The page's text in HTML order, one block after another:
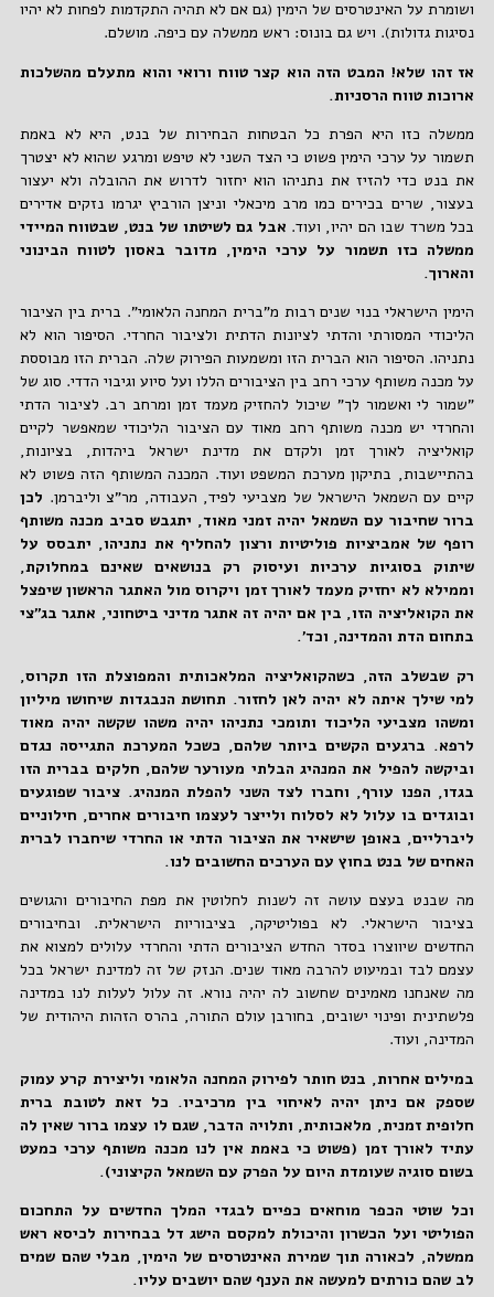
ושומרת על האינטרסים של הימין (גם אם לא תהיה התקדמות לפחות לא יהיו
נסיגות גדולות). ויש גם בונוס: ראש ממשלה עם כיפה. מושלם.
אז זהו שלא! המבט הזה הוא קצר טווח ורואי והוא מתעלם מהשלכות
ארוכות טווח הרסניות.
ממשלה כזו היא הפרת כל הבטחות הבחירות של בנט, היא לא באמת
תשמור על ערכי הימין פשוט כי הצד השני לא טיפש ומרגע שהוא לא יצטרך
את בנט כדי להזיז את נתניהו הוא יחזור לדרוש את ההובלה ולא יעצור
בעצור, שרים בכירים כמו מרב מיכאלי וניצן הורביץ יגרמו נזקים אדירים
בכל משרד שבו הם יהיו, ועוד. אבל גם לשיטתו של בנט, שבטווח המיידי
ממשלה כזו תשמור על ערכי הימין, מדובר באסון לטווח הבינוני
והארוך.
הימין הישראלי בנוי שנים רבות מ"ברית המחנה הלאומי". ברית בין הציבור
הליכודי המסורתי והדתי לציונות הדתית ולציבור החרדי. הסיפור הוא לא
נתניהו. הסיפור הוא הברית הזו ומשמעות הפירוק שלה. הברית הזו מבוססת
על מכנה משותף ערכי רחב בין הציבורים הללו ועל סיוע וגיבוי הדדי. סוג של
"שמור לי ואשמור לך" שיכול להחזיק מעמד זמן ומרחב רב. לציבור הדתי
והחרדי יש מכנה משותף רחב מאוד עם הציבור הליכודי שמאפשר לקיים
קואליציה לאורך זמן ולקדם את מדינת ישראל ביהדות, בציונות,
בהתיישבות, בתיקון מערכת המשפט ועוד. המכנה המשותף הזה פשוט לא
קיים עם השמאל הישראל של מצביעי לפיד, העבודה, מר"צ וליברמן. לכן
ברור שחיבור עם השמאל יהיה זמני מאוד, יתגבש סביב מכנה משותף
רופף של אמביציות פוליטיות ורצון להחליף את נתניהו, יתבסס על
שיתוק בסוגיות ערכיות ועיסוק רק בנושאים שאינם במחלוקת,
וממילא לא יחזיק מעמד לאורך זמן ויקרוס מול האתגר הראשון שיפצל
את הקואליציה הזו, בין אם יהיה זה אתגר מדיני ביטחוני, אתגר בג"צי
בתחום הדת והמדינה, וכד'.
רק שבשלב הזה, כשהקואליציה המלאכותית והמפוצלת הזו תקרוס,
למי שילך איתה לא יהיה לאן לחזור. תחושת הנבגדות שיחושו מיליון
ומשהו מצביעי הליכוד ותומכי נתניהו יהיה משהו שקשה יהיה מאוד
לרפא. ברגעים הקשים ביותר שלהם, כשכל המערכת התגייסה נגדם
וביקשה להפיל את המנהיג הבלתי מעורער שלהם, חלקים בברית הזו
בגדו, הפנו עורף, וחברו לצד השני להפלת המנהיג. ציבור שפוגעים
ובוגדים בו עלול לא לסלוח ולייצר לעצמו חיבורים אחרים, חילוניים
ליברליים, באופן שישאיר את הציבור הדתי או החרדי שיחברו לברית
האחים של בנט בחוץ עם הערכים החשובים לנו.
מה שבנט בעצם עושה זה לשנות לחלוטין את מפת החיבורים והגושים
בציבור הישראלי. לא בפוליטיקה, בציבוריות הישראלית. ובחיבורים
החדשים שיווצרו בסדר החדש הציבורים הדתי והחרדי עלולים למצוא את
עצמם לבד ובמיעוט להרבה מאוד שנים. הנזק של זה למדינת ישראל בכל
מה שאנחנו מאמינים שחשוב לה יהיה נורא. זה עלול לעלות לנו במדינה
פלשתינית ופינוי ישובים, בחורבן עולם התורה, בהרס הזהות היהודית של
המדינה, ועוד.
במילים אחרות, בנט חותר לפירוק המחנה הלאומי וליצירת קרע עמוק
שספק אם ניתן יהיה לאיחוי בין מרכיביו. כל זאת לטובת ברית
חלופית זמנית, מלאכותית, ותלויה הדבר, שגם לו עצמו ברור שאין לה
עתיד לאורך זמן (פשוט כי באמת אין לנו מכנה משותף ערכי כמעט
בשום סוגיה שעומדת היום על הפרק עם השמאל הקיצוני).
וכל שוטי הכפר מוחאים כפיים לבגדי המלך החדשים על התחכום
הפוליטי ועל הכשרון והיכולת למקסם הישג דל בבחירות לכיסא ראש
ממשלה, לכאורה תוך שמירת האינטרסים של הימין, מבלי שהם שמים
לב שהם כורתים למעשה את הענף שהם יושבים עליו.